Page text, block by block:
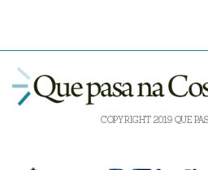
COPYRIGHT 2019 QUE